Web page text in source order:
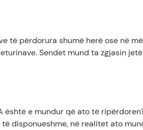
të përdorura shumë herë ose në
Sendet mund ta zgjasin
është e mundur që ato të
disponueshme, në realitet ato